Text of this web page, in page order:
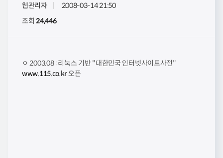
웹관리자
2008-03-14 21:50
조회24,446
ㅇ 2003.08 : 리눅스 기반 "대한민국 인터넷사이트사전"
www.115.co.kr오픈